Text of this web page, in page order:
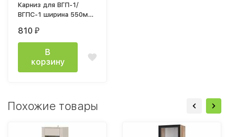
Карниз для ВГП-1/
ВГПС-1 ширина 550мм
ясень анкор светлый
810 ₽
В
корзину
Похожие товары